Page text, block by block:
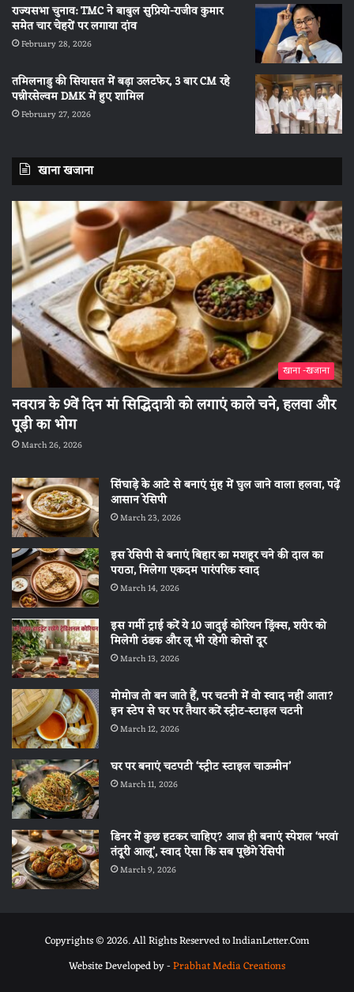
राज्यसभा चुनाव: TMC ने बाबुल सुप्रियो-राजीव कुमार
समेत चार चेहरों पर लगाया दांव
February 28, 2026
तमिलनाडु की सियासत में बड़ा उलटफेर, 3 बार CM रहे
पन्नीरसेल्वम DMK में हुए शामिल
February 27, 2026
खाना खजाना
खाना -खजाना
नवरात्र के 9वें दिन मां सिद्धिदात्री को लगाएं काले चने, हलवा और
पूड़ी का भोग
March 26, 2026
सिंघाड़े के आटे से बनाएं मुंह में घुल जाने वाला हलवा, पढ़ें
आसान रेसिपी
March 23, 2026
इस रेसिपी से बनाएं बिहार का मशहूर चने की दाल का
पराठा, मिलेगा एकदम पारंपरिक स्वाद
March 14, 2026
इस गर्मी ट्राई करें ये 10 जादुई कोरियन ड्रिंक्स, शरीर को
मिलेगी ठंडक और लू भी रहेगी कोसों दूर
March 13, 2026
मोमोज तो बन जाते हैं, पर चटनी में वो स्वाद नहीं आता?
इन स्टेप से घर पर तैयार करें स्ट्रीट-स्टाइल चटनी
March 12, 2026
घर पर बनाएं चटपटी ‘स्ट्रीट स्टाइल चाऊमीन’
March 11, 2026
डिनर में कुछ हटकर चाहिए? आज ही बनाएं स्पेशल ‘भरवां
तंदूरी आलू’, स्वाद ऐसा कि सब पूछेंगे रेसिपी
March 9, 2026
Copyrights © 2026. All Rights Reserved to IndianLetter.Com
Website Developed by -Prabhat Media Creations